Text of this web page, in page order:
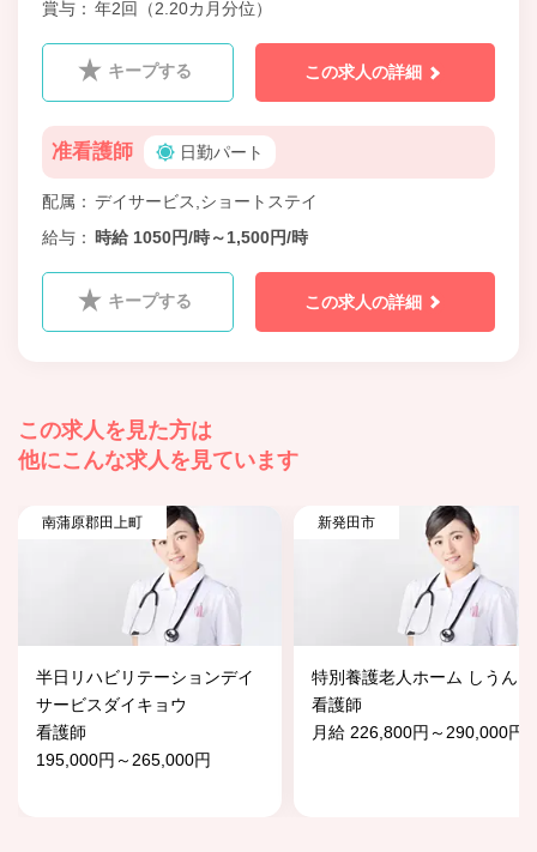
賞与 年2回（2.20カ月分位）
キープする この求人の詳細
准看護師 日勤パート
配属
デイサービス,ショートステイ
給与
時給 1050円/時～1,500円/時
キープする この求人の詳細
この求人を見た方は
他にこんな求人を見ています
南蒲原郡田上町
半日リハビリテーションデイ
サービスダイキョウ
看護師
195,000円～265,000円
新発田市
特別養護老人ホーム しうんじ
看護師
月給 226,800円～290,000円